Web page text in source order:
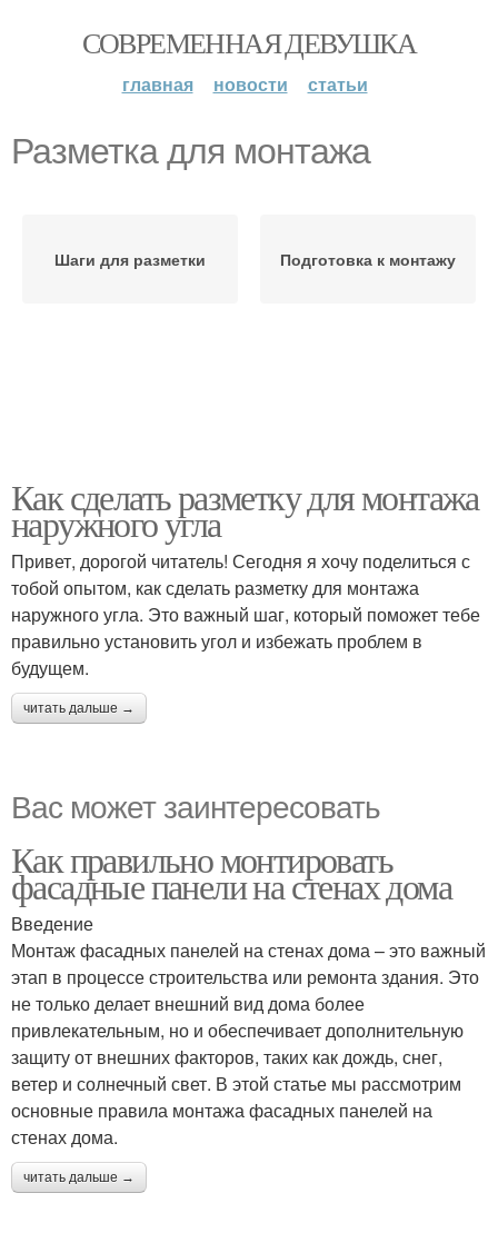
СОВРЕМЕННАЯ ДЕВУШКА
главная новости статьи
Разметка для монтажа
Шаги для разметки Подготовка к монтажу
Как сделать разметку для монтажа
наружного угла
Привет, дорогой читатель! Сегодня я хочу поделиться с
тобой опытом, как сделать разметку для монтажа
наружного угла. Это важный шаг, который поможет тебе
правильно установить угол и избежать проблем в
будущем.
читать дальше →
Вас может заинтересовать
Как правильно монтировать
фасадные панели на стенах дома
Введение
Монтаж фасадных панелей на стенах дома – это важный
этап в процессе строительства или ремонта здания. Это
не только делает внешний вид дома более
привлекательным, но и обеспечивает дополнительную
защиту от внешних факторов, таких как дождь, снег,
ветер и солнечный свет. В этой статье мы рассмотрим
основные правила монтажа фасадных панелей на
стенах дома.
читать дальше →